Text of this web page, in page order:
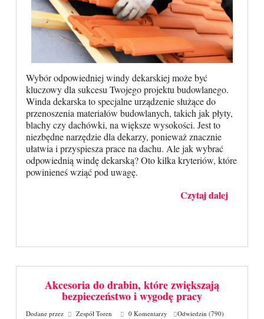
Wybór odpowiedniej windy dekarskiej może być
kluczowy dla sukcesu Twojego projektu budowlanego.
Winda dekarska to specjalne urządzenie służące do
przenoszenia materiałów budowlanych, takich jak płyty,
blachy czy dachówki, na większe wysokości. Jest to
niezbędne narzędzie dla dekarzy, ponieważ znacznie
ułatwia i przyspiesza prace na dachu. Ale jak wybrać
odpowiednią windę dekarską? Oto kilka kryteriów, które
powinieneś wziąć pod uwagę.
Czytaj dalej
Akcesoria do drabin, które zwiększają
bezpieczeństwo i wygodę pracy
Dodane przez Zespół Toren 0 Komentarzy Odwiedzin (790)